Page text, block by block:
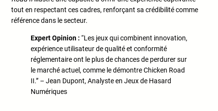
tout en respectant ces cadres, renforçant sa crédibilité comme
référence dans le secteur.
Expert Opinion : “Les jeux qui combinent innovation,
expérience utilisateur de qualité et conformité
réglementaire ont le plus de chances de perdurer sur
le marché actuel, comme le démontre Chicken Road
II.” – Jean Dupont, Analyste en Jeux de Hasard
Numériques